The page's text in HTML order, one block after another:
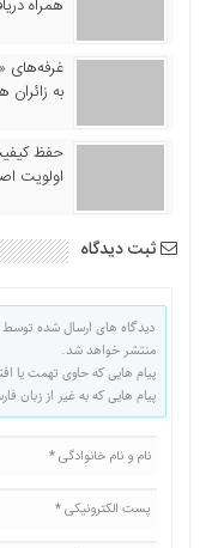
همراه
غرفه‌های
به
حفظ
اولویت
ثبت دیدگاه
دیدگاه های ارسال شده
منتشر خواهد شد.
پیام هایی که حاوی تهمت یا
پیام هایی که به غیر از زبان